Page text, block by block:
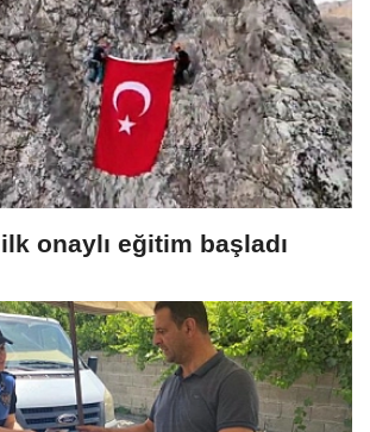
ilk onaylı eğitim başladı